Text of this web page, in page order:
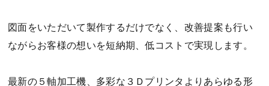
図面をいただいて製作するだけでなく、改善提案も行い
ながらお客様の想いを短納期、低コストで実現します。
最新の５軸加工機、多彩な３Ｄプリンタよりあらゆる形